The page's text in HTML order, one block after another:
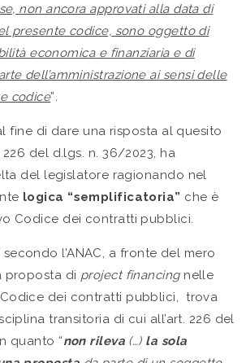
non ancora approvati alla data di
presente codice, sono oggetto di
economica e finanziaria e di
dell’amministrazione ai sensi delle
codice”.
fine di dare una risposta al quesito
226 del d.lgs. n. 36/2023, ha
del legislatore ragionando nel
logica “semplificatoria” che è
Codice dei contratti pubblici.
l’ANAC, a fronte del mero
proposta di project financing nelle
dei contratti pubblici, trova
transitoria di cui all’art. 226 del
quanto “non rileva (…) la sola